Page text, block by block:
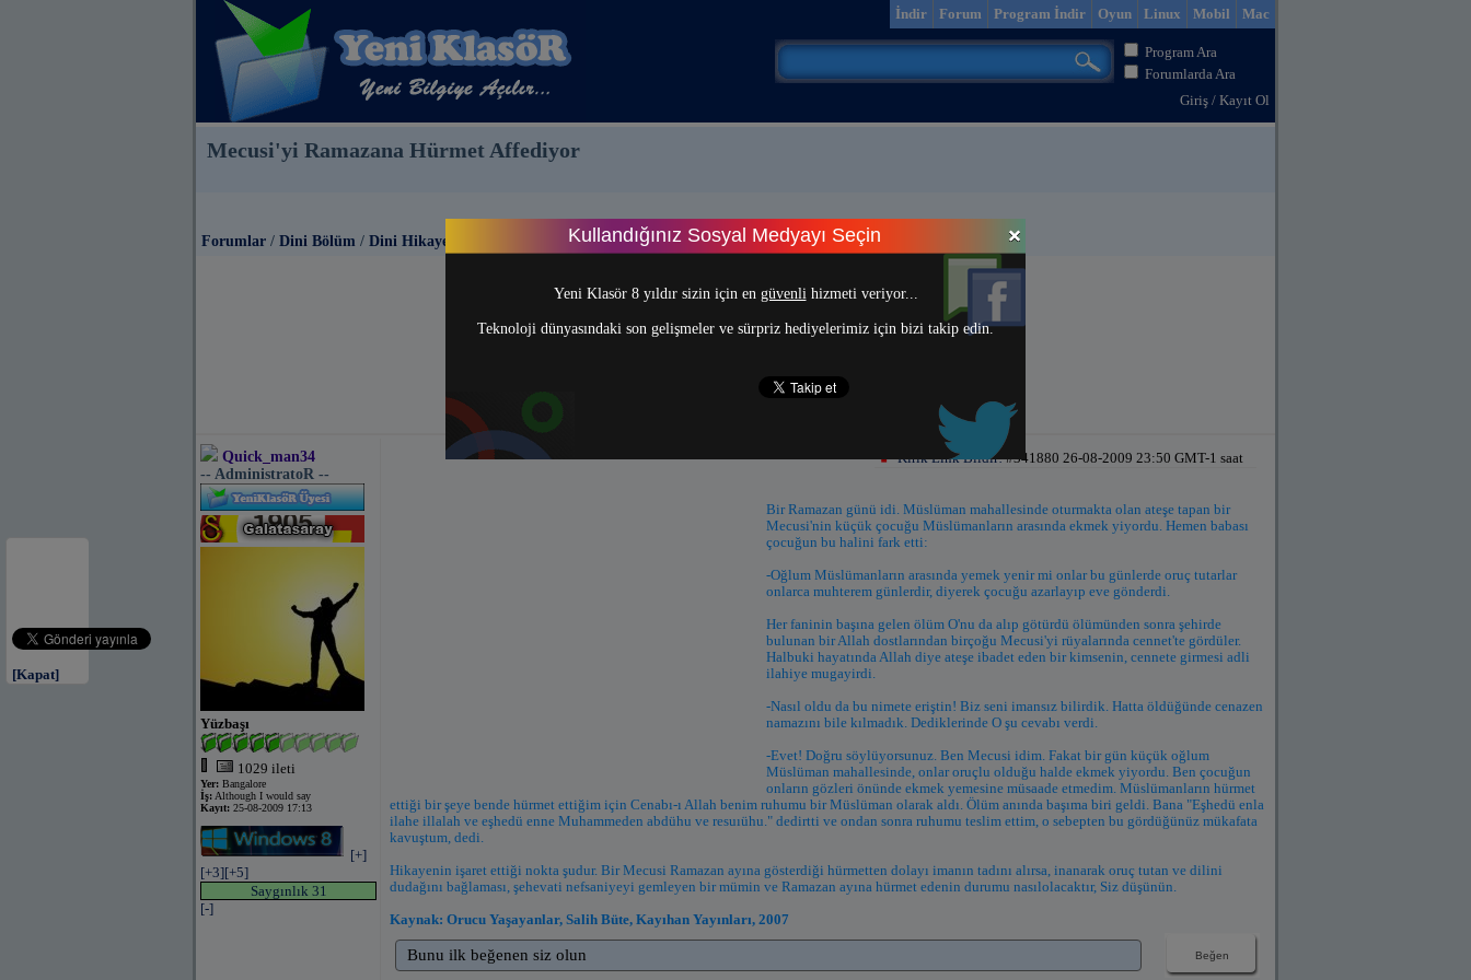
[Kapat]
Mac
Mobil
Linux
Oyun
Program İndir
Forum
İndir
Program Ara
Forumlarda Ara
Giriş / Kayıt Ol
Kullandığınız Sosyal Medyayı Seçin
Yeni Klasör 8 yıldır sizin için en güvenlihizmeti veriyor...
Teknoloji dünyasındaki son gelişmeler ve sürpriz hediyelerimiz için bizi takip edin.
Mecusi'yi Ramazana Hürmet Affediyor
Forumlar / Dini Bölüm / Dini Hikayeler
Quick_man34
-- AdministratoR --
Yüzbaşı
1029 ileti
Yer: Bangalore
İş: Although I would say
Kayıt: 25-08-2009 17:13
[+]
[+3][+5]
Saygınlık 31
[-]
Kırık Link Bildir!#341880 26-08-2009 23:50 GMT-1 saat
Bir Ramazan günü idi. Müslüman mahallesinde oturmakta olan ateşe tapan bir
Mecusi'nin küçük çocuğu Müslümanların arasında ekmek yiyordu. Hemen babası
çocuğun bu halini fark etti:
-Oğlum Müslümanların arasında yemek yenir mi onlar bu günlerde oruç tutarlar
onlarca muhterem günlerdir, diyerek çocuğu azarlayıp eve gönderdi.
Her faninin başına gelen ölüm O'nu da alıp götürdü ölümünden sonra şehirde
bulunan bir Allah dostlarından birçoğu Mecusi'yi rüyalarında cennet'te gördüler.
Halbuki hayatında Allah diye ateşe ibadet eden bir kimsenin, cennete girmesi adli
ilahiye mugayirdi.
-Nasıl oldu da bu nimete eriştin! Biz seni imansız bilirdik. Hatta öldüğünde cenazen
namazını bile kılmadık. Dediklerinde O şu cevabı verdi.
-Evet! Doğru söylüyorsunuz. Ben Mecusi idim. Fakat bir gün küçük oğlum
Müslüman mahallesinde, onlar oruçlu olduğu halde ekmek yiyordu. Ben çocuğun
onların gözleri önünde ekmek yemesine müsaade etmedim. Müslümanların hürmet
ettiği bir şeye bende hürmet ettiğim için Cenabı-ı Allah benim ruhumu bir Müslüman olarak aldı. Ölüm anında başıma biri geldi. Bana "Eşhedü enla
ilahe illalah ve eşhedü enne Muhammeden abdühu ve resuıühu." dedirtti ve ondan sonra ruhumu teslim ettim, o sebepten bu gördüğünüz mükafata
kavuştum, dedi.
Hikayenin işaret ettiği nokta şudur. Bir Mecusi Ramazan ayına gösterdiği hürmetten dolayı imanın tadını alırsa, inanarak oruç tutan ve dilini
dudağını bağlaması, şehevati nefsaniyeyi gemleyen bir mümin ve Ramazan ayına hürmet edenin durumu nasılolacaktır, Siz düşünün.
Kaynak: Orucu Yaşayanlar, Salih Büte, Kayıhan Yayınları, 2007
Bunu ilk beğenen siz olun